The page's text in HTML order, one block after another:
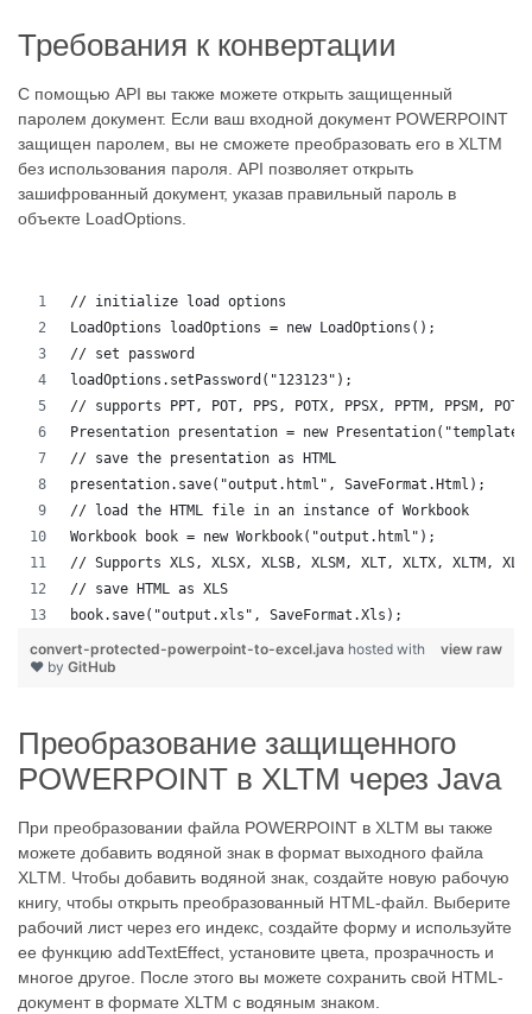
Требования к конвертации
С помощью API вы также можете открыть защищенный
паролем документ. Если ваш входной документ POWERPOINT
защищен паролем, вы не сможете преобразовать его в XLTM
без использования пароля. API позволяет открыть
зашифрованный документ, указав правильный пароль в
объекте LoadOptions.
// initialize load options
LoadOptions loadOptions = new LoadOptions();
// set password
loadOptions.setPassword("123123");
// supports PPT, POT, PPS, POTX, PPSX, PPTM, PPSM,
Presentation presentation = new
// save the presentation as HTML
presentation.save("output.html", SaveFormat.Html);
// load the HTML file in an instance of Workbook
Workbook book = new Workbook("output.html");
// Supports XLS, XLSX, XLSB, XLSM, XLT, XLTX, XLTM,
// save HTML as XLS
book.save("output.xls", SaveFormat.Xls);
view raw
convert-protected-powerpoint-to-excel.java hosted with
❤ by GitHub
Преобразование защищенного
POWERPOINT в XLTM через Java
При преобразовании файла POWERPOINT в XLTM вы также
можете добавить водяной знак в формат выходного файла
XLTM. Чтобы добавить водяной знак, создайте новую рабочую
книгу, чтобы открыть преобразованный HTML-файл. Выберите
рабочий лист через его индекс, создайте форму и используйте
ее функцию addTextEffect, установите цвета, прозрачность и
многое другое. После этого вы можете сохранить свой HTML-
документ в формате XLTM с водяным знаком.